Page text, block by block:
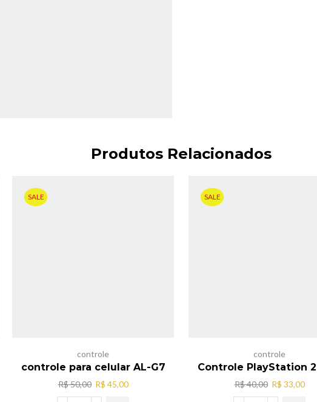
Produtos Relacionados
SALE
controle
controle para celular AL-G7
R$50,00 O
preço
R$ 45,00O
SALE
controle
Controle PlayStation
R$40,00 O
preço
R$ 33,00O